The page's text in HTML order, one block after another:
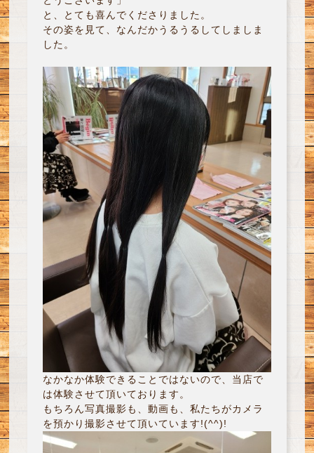
と、とても喜んでくださりました。
その姿を見て、なんだかうるうるしてしましま
した。
なかなか体験できることではないので、当店で
は体験させて頂いております。
もちろん写真撮影も、動画も、私たちがカメラ
を預かり撮影させて頂いています!(^^)!